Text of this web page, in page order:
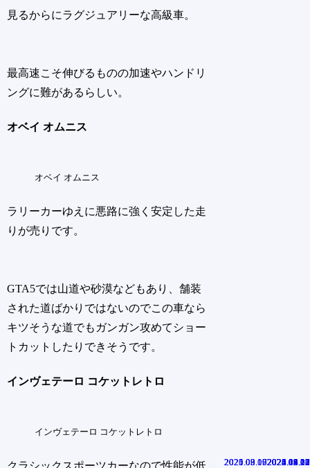
見るからにラグジュアリーな高級車。
最高速こそ伸びるものの加速やハンドリ
ングに難があるらしい。
オベイ オムニス
オベイ オムニス
ラリーカーゆえに悪路に強く安定した走
りが売りです。
GTA5では山道や砂漠などもあり、舗装
された道ばかりではないのでこの車なら
キツそうな道でもガンガン攻めてショー
トカットしたりできそうです。
インヴェテーロ コケットレトロ
インヴェテーロ コケットレトロ
クラシックスポーツカーなので性能が低 2020.09.172022.09.21
2021.01.28
2020.05.02
2021.08.192021.09.13
2025.08.13
2025.03.062025.04.10
2025.02.07
2024.12.17